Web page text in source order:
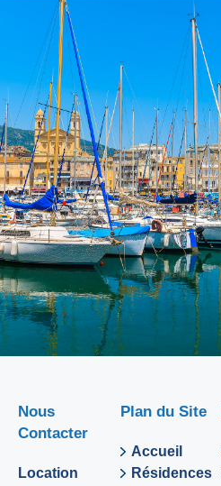
Nous
Contacter
Location
Plan du Site
Accueil
Résidences